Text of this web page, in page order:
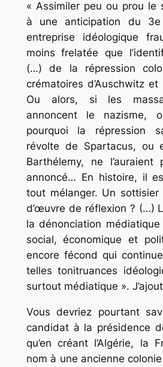
« Assimiler peu ou prou le
à une anticipation du
entreprise idéologique
moins frelatée que
(…) de la répression
crématoires d’Auschwitz
Ou alors, si les
annoncent le nazisme,
pourquoi la répression
révolte de Spartacus, ou
Barthélemy, ne
annoncé… En histoire, il
tout mélanger. Un
d’œuvre de réflexion ? (…)
la dénonciation
social, économique et
encore fécond qui
telles tonitruances
surtout médiatique ».
Vous devriez pourtant
candidat à la présidence
qu’en créant l’Algérie, la
nom à une ancienne